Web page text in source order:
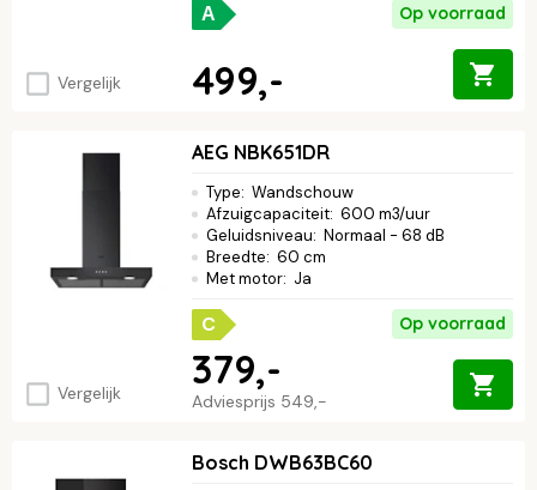
Vergelijk
A Op voorraad
499,-
Vergelijk
AEG NBK651DR
Type: Wandschouw
Afzuigcapaciteit: 600 m3/uur
Geluidsniveau: Normaal - 68 dB
Breedte: 60 cm
Met motor: Ja
C Op voorraad
Adviesprijs 549,-
379,-
Bosch DWB63BC60